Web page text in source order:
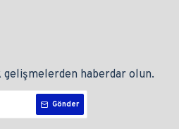
gelişmelerden haberdar olun.
Gönder